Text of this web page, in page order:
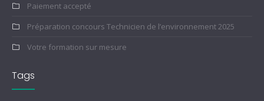
Paiement accepté
Préparation concours Technicien de l’environnement 2025
Votre formation sur mesure
Tags